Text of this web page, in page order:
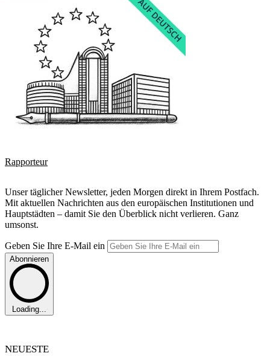
Rapporteur
Unser täglicher Newsletter, jeden Morgen direkt in Ihrem Postfach.
Mit aktuellen Nachrichten aus den europäischen Institutionen und
Hauptstädten – damit Sie den Überblick nicht verlieren. Ganz
umsonst.
Geben Sie Ihre E-Mail ein
Abonnieren
Loading...
NEUESTE